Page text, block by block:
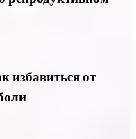
избавиться от